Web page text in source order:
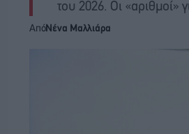
του 2026. Οι «αριθμοί»
ΑπόΝένα Μαλλιάρα